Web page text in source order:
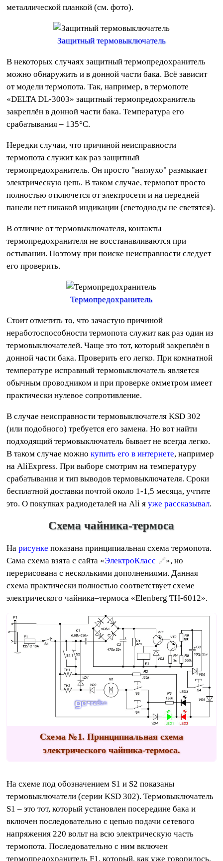
металлической планкой (см. фото).
Защитный термовыключатель
В некоторых случаях защитный термопредохранитель
можно обнаружить и в донной части бака. Всё зависит
от модели термопота. Так, например, в термопоте
«DELTA DL-3003» защитный термопредохранитель
закреплён в донной части бака. Температура его
срабатывания – 135°C.
Нередки случаи, что причиной неисправности
термопота служит как раз защитный
термопредохранитель. Он просто "наглухо" размыкает
электрическую цепь. В таком случае, термопот просто
полностью отключется от электросети и на передней
панели нет никакой индикации (светодиоды не светятся).
В отличие от термовыключателя, контакты
термопредохранителя не восстанавливаются при
остывании. Поэтому при поиске неисправности следует
его проверить.
Термопредохранитель
Стоит отметить то, что зачастую причиной
неработоспособности термопота служит как раз один из
термовыключателей. Чаще это тот, который закреплён в
донной части бака. Проверить его легко. При комнатной
температуре исправный термовыключатель является
обычным проводником и при проверке омметром имеет
практически нулевое сопротивление.
В случае неисправности термовыключателя KSD 302
(или подобного) требуется его замена. Но вот найти
подходящий термовыключатель бывает не всегда легко.
В таком случае можнокупить его в интернете, например
на AliExpress. При выборе смотрим на температуру
срабатывания и тип выводов термовыключателя. Сроки
бесплатной доставки почтой около 1-1,5 месяца, учтите
это. О покупках радиодеталей на Ali яуже рассказывал.
Схема чайника-термоса
Нарисунке показана принципиальная схема термопота.
Сама схема взята с сайта «ЭлектроКласс
», но
перерисована с несколькими дополнениями. Данная
схема практически полностью соответствует схеме
электрического чайника–термоса «Elenberg TH-6012».
Схема №1. Принципиальная схема
электрического чайника-термоса.
На схеме под обозначением S1 и S2 показаны
термовыключатели (серии KSD 302). Термовыключатель
S1 – это тот, который установлен посередине бака и
включен последовательно с цепью подачи сетевого
напряжения 220 вольт на всю электрическую часть
термопота. Последовательно с ним включен
термопредохранитель F1, который, как уже говорилось,